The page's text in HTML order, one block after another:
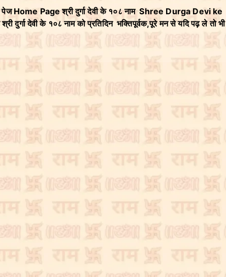
Home Page श्री दुर्गा देवी के १०८ नाम Shree Durga Devi ke
दुर्गा देवी के १०८ नाम को प्रतिदिन भक्तिपूर्वक,पूरे मन से यदि पढ़ ले तो भी